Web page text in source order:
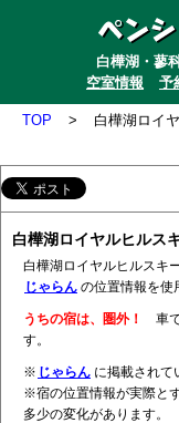
白樺湖・蓼
空室情報
予
TOP > 白樺湖ロイ
白樺湖ロイヤルヒル
白樺湖ロイヤルヒルスキ
じゃらん の位置情報を使
うちの宿は、圏外！ 車
す。
※ じゃらん に掲載されて
※宿の位置情報が実際と
多少の変化があります。